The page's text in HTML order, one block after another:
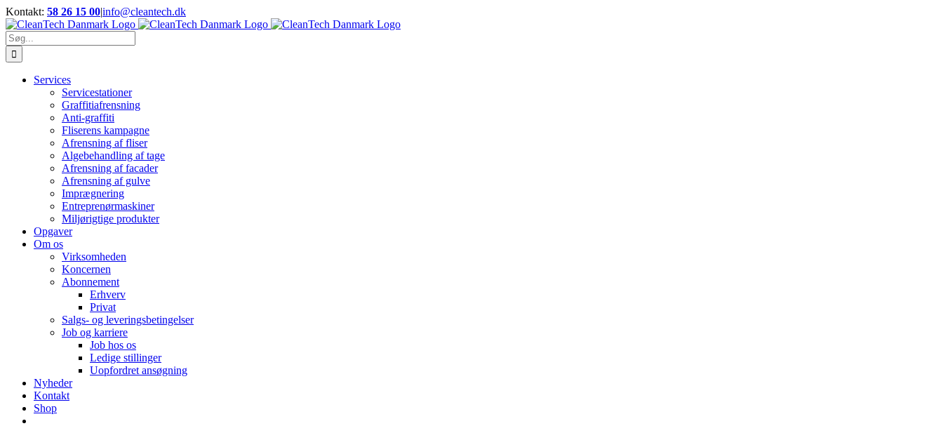
Skip
to
content
Kontakt: 58 26 15 00|info@cleantech.dk
Facebook
LinkedIn
YouTube
Søg
efter:
Services
Servicestationer
Graffitiafrensning
Anti-graffiti
Fliserens kampagne
Afrensning af fliser
Algebehandling af tage
Afrensning af facader
Afrensning af gulve
Imprægnering
Entreprenørmaskiner
Miljørigtige produkter
Opgaver
Om os
Virksomheden
Koncernen
Abonnement
Erhverv
Privat
Salgs- og leveringsbetingelser
Job og karriere
Job hos os
Ledige stillinger
Uopfordret ansøgning
Nyheder
Kontakt
Shop